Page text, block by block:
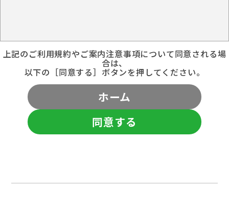
上記のご利用規約やご案内注意事項について同意される場
合は、
以下の［同意する］ボタンを押してください。
ホーム
同意する